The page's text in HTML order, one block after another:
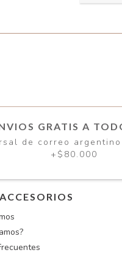
GRATIS A
de correo argentino
+$80.000